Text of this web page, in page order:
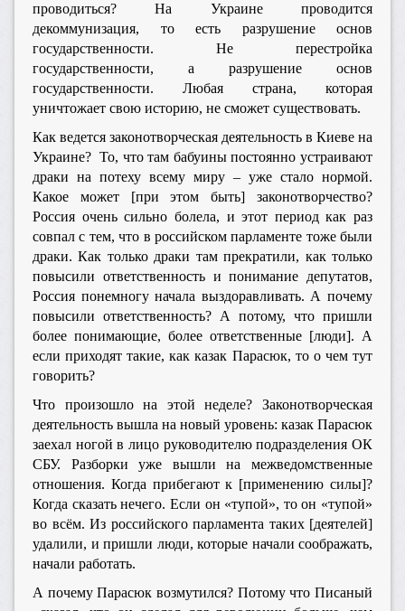
проводиться? На Украине проводится
декоммунизация, то есть разрушение основ
государственности. Не перестройка
государственности, а разрушение основ
государственности. Любая страна, которая
уничтожает свою историю, не сможет существовать.
Как ведется законотворческая деятельность в Киеве на
Украине? То, что там бабуины постоянно устраивают
драки на потеху всему миру – уже стало нормой.
Какое может [при этом быть] законотворчество?
Россия очень сильно болела, и этот период как раз
совпал с тем, что в российском парламенте тоже были
драки. Как только драки там прекратили, как только
повысили ответственность и понимание депутатов,
Россия понемногу начала выздоравливать. А почему
повысили ответственность? А потому, что пришли
более понимающие, более ответственные [люди]. А
если приходят такие, как казак Парасюк, то о чем тут
говорить?
Что произошло на этой неделе? Законотворческая
деятельность вышла на новый уровень: казак Парасюк
заехал ногой в лицо руководителю подразделения ОК
СБУ. Разборки уже вышли на межведомственные
отношения. Когда прибегают к [применению силы]?
Когда сказать нечего. Если он «тупой», то он «тупой»
во всём. Из российского парламента таких [деятелей]
удалили, и пришли люди, которые начали соображать,
начали работать.
А почему Парасюк возмутился? Потому что Писаный